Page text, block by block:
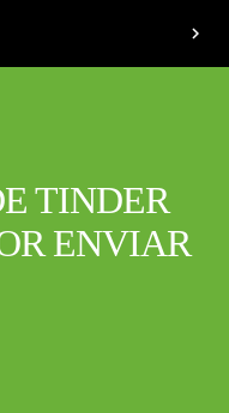
chevron_right
TINDER
ENVIAR